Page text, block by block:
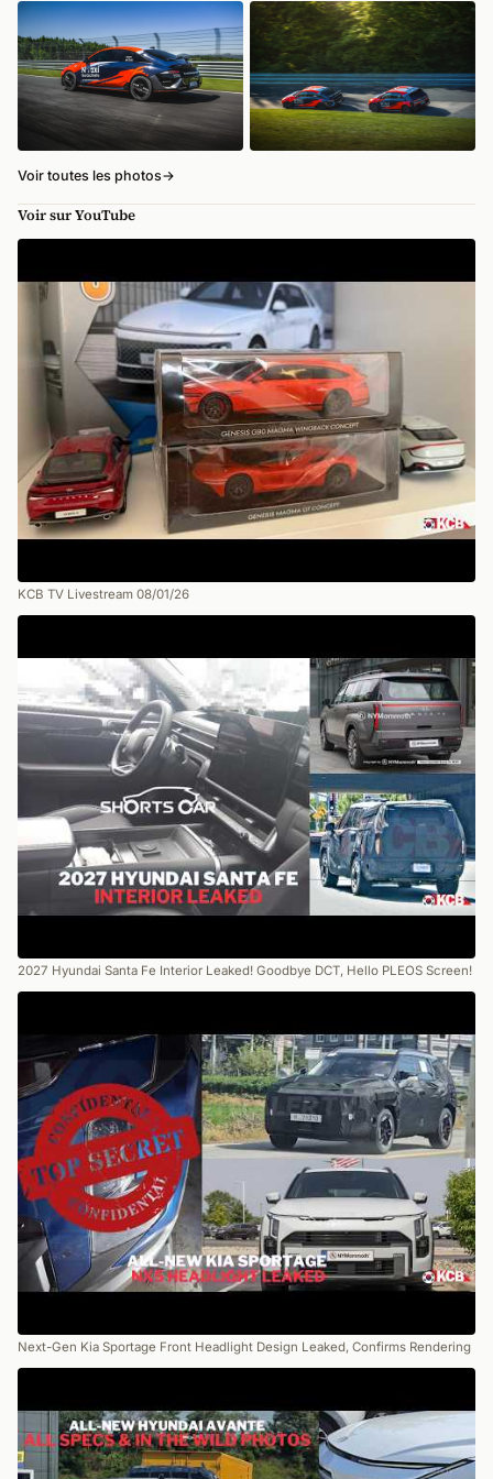
Voir toutes les photos→
Voir sur YouTube
KCB TV Livestream 08/01/26
2027 Hyundai Santa Fe Interior Leaked! Goodbye DCT, Hello PLEOS Screen!
Next-Gen Kia Sportage Front Headlight Design Leaked, Confirms Rendering